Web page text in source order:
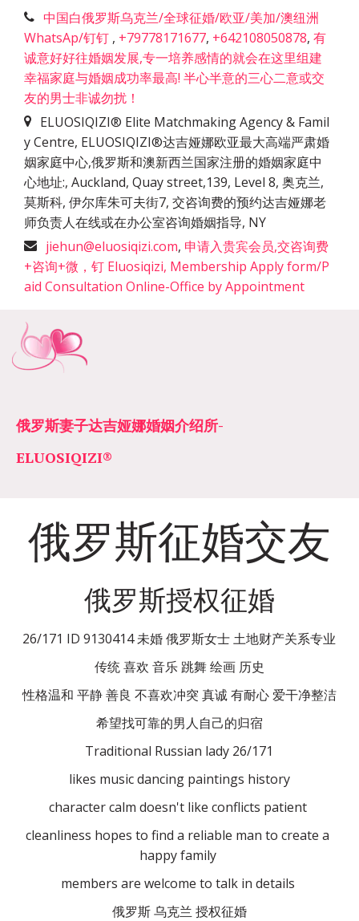
中国白俄罗斯乌克兰/全球征婚/欧亚/美加/澳纽洲
WhatsAp/钉钉 , +79778171677, +642108050878, 有
诚意好好往婚姻发展,专一培养感情的就会在这里组建
幸福家庭与婚姻成功率最高! 半心半意的三心二意或交
友的男士非诚勿扰！
ELUOSIQIZI® Elite Matchmaking Agency & Famil
y Centre, ELUOSIQIZI®达吉娅娜欧亚最大高端严肃婚
姻家庭中心,俄罗斯和澳新西兰国家注册的婚姻家庭中
心地址:, Auckland, Quay street,139, Level 8, 奥克兰,
莫斯科, 伊尔库朱可夫街7, 交咨询费的预约达吉娅娜老
师负责人在线或在办公室咨询婚姻指导, NY
jiehun@eluosiqizi.com, 申请入贵宾会员,交咨询费
+咨询+微，钉 Eluosiqizi, Membership Apply form/P
aid Consultation Online-Office by Appointment
俄罗斯妻子达吉娅娜婚姻介绍所­­
ELUOSIQIZI®
俄罗斯征婚交友
俄罗斯授权征婚
26/171 ID 9130414 未婚 俄罗斯女士 土地财产关系专业
传统 喜欢 音乐 跳舞 绘画 历史
性格温和 平静 善良 不喜欢冲突 真诚 有耐心 爱干净整洁
希望找可靠的男人自己的归宿
Traditional Russian lady 26/171
likes music dancing paintings history
character calm doesn't like conflicts patient
cleanliness hopes to find a reliable man to create a
happy family
members are welcome to talk in details
俄罗斯 乌克兰 授权征婚